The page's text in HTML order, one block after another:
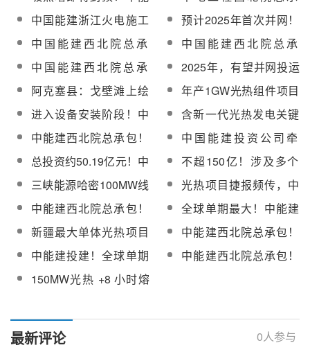
建哈密“光（热）储”
1500MW基地项目稳步
推进
包！中能建哈密150MW
光热项目熔盐储罐工程
开工
中国能建浙江火电施工
总承包！哈密150MW光
热项目吸热塔筒身结构
突破100米！
预计2025年首次并网！
哈密150MW光热项目正
稳步推进
中国能建西北院总承
包！中能建哈密150MW
光热项目吸热塔结顶
中国能建西北院总承
包！哈密150MW塔式光
热项目首面定日镜成功
下线并安装完成【附现
场图】
中国能建西北院总承
包！哈密150MW光热项
目镜场定日镜正在安装
【附现场图】
2025年，有望并网投运
的光热发电项目盘点
阿克塞县：戈壁滩上绘
就“风光热储”新图景
年产1GW光热组件项目
拟落户安徽广德经开区
进入设备安装阶段！中
国能建哈密150MW光热
电站吸热塔成功截顶
含新一代光热发电关键
技术！中国能建发布“十
四五”20项重大科技创新
成果
中能建西北院总承包！
中能建哈密150MW光热
项目正全速推进
中国能建投资公司牵
头！我国首部光热发电
企业安全生产标准化实
施规范启动编制
总投资约50.19亿元！中
能建共和100万千瓦光
伏光热项目开工
不超150亿！涉及多个
光热项目！中国能建定
增通过
三峡能源哈密100MW线
性菲涅尔式光热发电项
目聚光集热系统顺利完
工
光热项目捷报频传，中
国能建西北院彰显行业
领军实力
中能建西北院总承包！
全球最大 “光（热）储”
一体化项目迎来新进展
全球单期最大！中能建
哈密“光热储”一体化项目
汽轮机基础开始浇筑
新疆最大单体光热项目
核心结构完成浇筑
中能建西北院总承包！
哈密150MW光热发电项
目汽包吊装顺利完成
中能建投建！全球单期
最大“光热储”一体化项目
正式进入设备安装高峰
中能建西北院总承包！
150MW光热 +8 小时熔
年底投产
最新评论 0人参与